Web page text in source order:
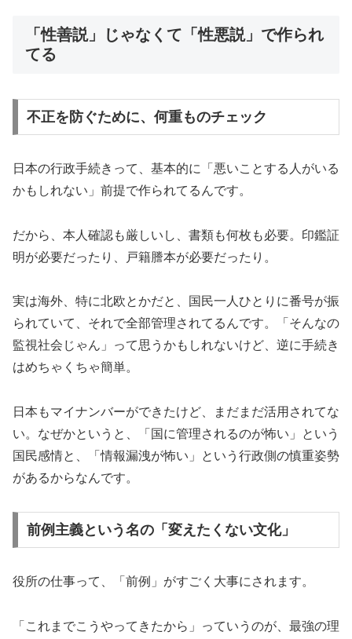
「性善説」じゃなくて「性悪説」で作られ
てる
不正を防ぐために、何重ものチェック
日本の行政手続きって、基本的に「悪いことする人がいる
かもしれない」前提で作られてるんです。
だから、本人確認も厳しいし、書類も何枚も必要。印鑑証
明が必要だったり、戸籍謄本が必要だったり。
実は海外、特に北欧とかだと、国民一人ひとりに番号が振
られていて、それで全部管理されてるんです。「そんなの
監視社会じゃん」って思うかもしれないけど、逆に手続き
はめちゃくちゃ簡単。
日本もマイナンバーができたけど、まだまだ活用されてな
い。なぜかというと、「国に管理されるのが怖い」という
国民感情と、「情報漏洩が怖い」という行政側の慎重姿勢
があるからなんです。
前例主義という名の「変えたくない文化」
役所の仕事って、「前例」がすごく大事にされます。
「これまでこうやってきたから」っていうのが、最強の理